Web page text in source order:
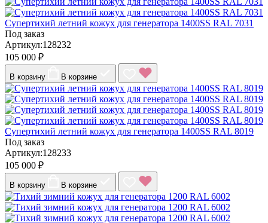
Супертихий летний кожух для генератора 1400SS RAL 7031
Под заказ
Артикул:128232
105 000 ₽
В корзину В корзине
Супертихий летний кожух для генератора 1400SS RAL 8019
Под заказ
Артикул:128233
105 000 ₽
В корзину В корзине